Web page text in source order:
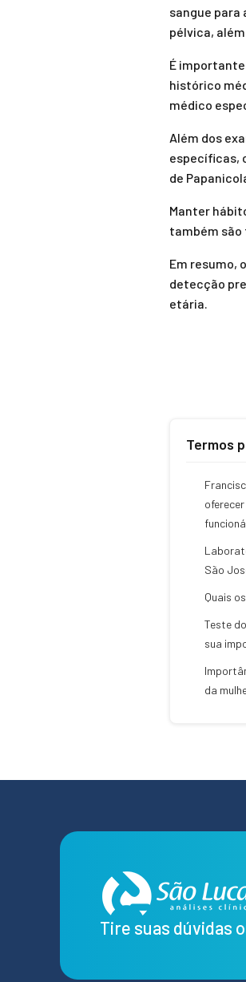
sangue para
pélvica,
É
histórico
médico
Além dos
específicas,
de
Manter
também são
Em resumo,
detecção
etária.
Termos
São
Quais
Teste
sua
da
Tire suas dúvidas